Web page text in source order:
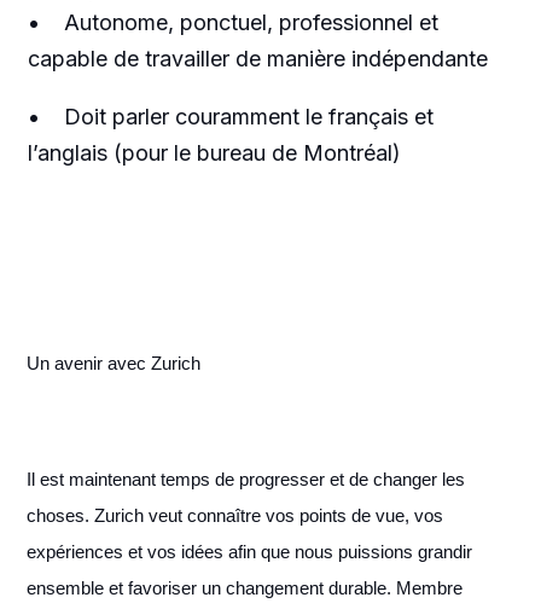
• Autonome, ponctuel, professionnel et
capable de travailler de manière indépendante
• Doit parler couramment le français et
l’anglais (pour le bureau de Montréal)
Un avenir avec Zurich
Il est maintenant temps de progresser et de changer les
choses. Zurich veut connaître vos points de vue, vos
expériences et vos idées afin que nous puissions grandir
ensemble et favoriser un changement durable. Membre